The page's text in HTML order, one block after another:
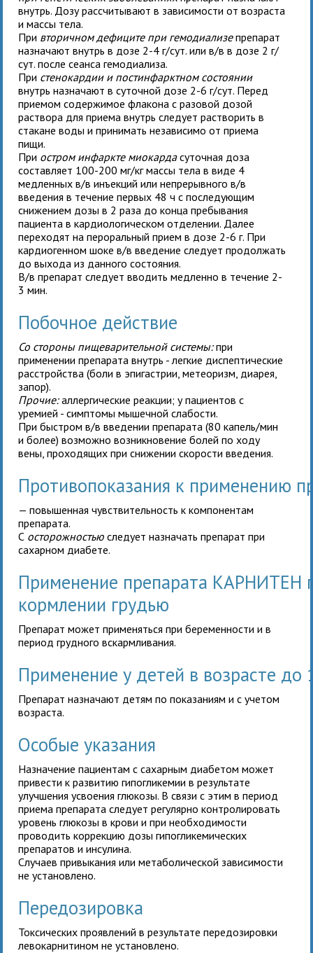
внутрь. Дозу рассчитывают в зависимости от возраста
и массы тела.
При вторичном дефиците при гемодиализепрепарат
назначают внутрь в дозе 2-4 г/сут. или в/в в дозе 2 г/
сут. после сеанса гемодиализа.
При стенокардии и постинфарктном состоянии
внутрь назначают в суточной дозе 2-6 г/сут. Перед
приемом содержимое флакона с разовой дозой
раствора для приема внутрь следует растворить в
стакане воды и принимать независимо от приема
пищи.
При остром инфаркте миокардасуточная доза
составляет 100-200 мг/кг массы тела в виде 4
медленных в/в инъекций или непрерывного в/в
введения в течение первых 48 ч с последующим
снижением дозы в 2 раза до конца пребывания
пациента в кардиологическом отделении. Далее
переходят на пероральный приемв дозе 2-6 г. При
кардиогенном шоке в/в введение следует продолжать
до выхода из данного состояния.
В/в препарат следует вводить медленно в течение 2-
3 мин.
Побочное действие
Со стороны пищеварительной системы:при
применении препарата внутрь - легкие диспептические
расстройства (боли в эпигастрии, метеоризм, диарея,
запор).
Прочие:аллергические реакции; у пациентов с
уремией - симптомы мышечной слабости.
При быстром в/в введении препарата (80 капель/мин
и более) возможно возникновение болей по ходу
вены, проходящих при снижении скорости введения.
Противопоказания к применению
— повышенная чувствительность к компонентам
препарата.
С осторожностью следует назначать препарат при
сахарном диабете.
Применение препарата КАРНИТЕН
кормлении грудью
Препарат может применяться при беременности и в
период грудного вскармливания.
Применение у детей в возрасте до
Препарат назначают детям по показаниям и с учетом
возраста.
Особые указания
Назначениепациентам с сахарным диабетом может
привести к развитию гипогликемии в результате
улучшения усвоения глюкозы. В связи с этим в период
приема препарата следует регулярно контролировать
уровень глюкозы в крови и при необходимости
проводить коррекцию дозы гипогликемических
препаратов и инсулина.
Случаев привыкания или метаболической зависимости
не установлено.
Передозировка
Токсических проявлений в результате передозировки
левокарнитином не установлено.